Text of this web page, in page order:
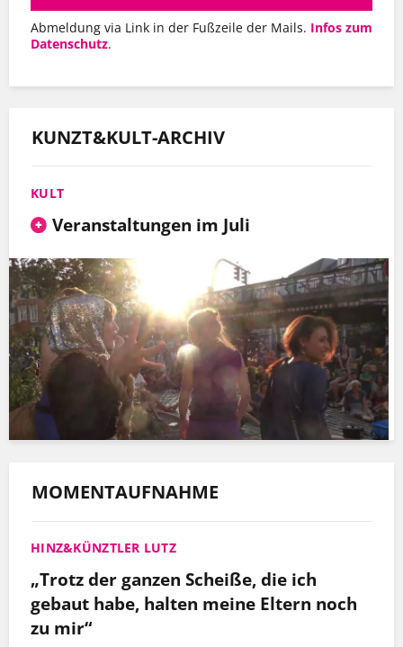
Abmeldung via Link in der Fußzeile der Mails. Infos zum
Datenschutz.
KUNZT&KULT-ARCHIV
KULT
Veranstaltungen im Juli
MOMENTAUFNAHME
HINZ&KÜNZTLER LUTZ
„Trotz der ganzen Scheiße, die ich
gebaut habe, halten meine Eltern noch
zu mir“